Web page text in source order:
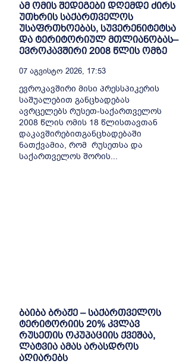
ამ ომის შედეგები დღემდე ძირს
უთხრის საქართველოს
უსაფრთხოებას, სუვერენიტეტსა
და ტერიტორიულ მთლიანობას–
ევროკავშირი 2008 წლის ომზე
07 Აგვისტო 2026, 17:53
ევროკავშირი მისი პრესსპიკერის
საშუალებით განცხადებას
ავრცელებს რუსეთ-საქართველოს
2008 წლის ომის 18 წლისთავთან
დაკავშირებითგანცხადებაში
ნათქვამია, რომ რუსეთსა და
საქართველოს შორის...
ბაიბა ბრაჟე – საქართველოს
ტერიტორიის 20% კვლავ
რუსეთის ოკუპაციის ქვეშაა,
ლატვია ამას არასდროს
აღიარებს